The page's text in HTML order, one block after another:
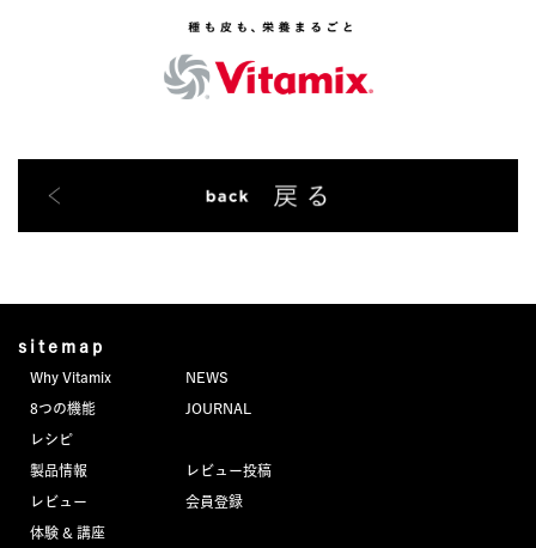
sitemap
Why Vitamix
8つの機能
レシピ
製品情報
レビュー
体験 & 講座
NEWS
JOURNAL
レビュー投稿
会員登録